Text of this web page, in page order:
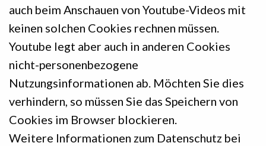
auch beim Anschauen von Youtube-Videos mit
keinen solchen Cookies rechnen müssen.
Youtube legt aber auch in anderen Cookies
nicht-personenbezogene
Nutzungsinformationen ab. Möchten Sie dies
verhindern, so müssen Sie das Speichern von
Cookies im Browser blockieren.
Weitere Informationen zum Datenschutz bei